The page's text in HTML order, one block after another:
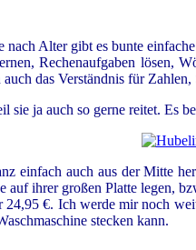
nach Alter gibt es bunte
Rechenaufgaben lösen,
das Verständnis für
ja auch so gerne reitet. Es
einfach auch aus der Mitte
auf ihrer großen Platte
€. Ich werde mir noch
stecken kann.